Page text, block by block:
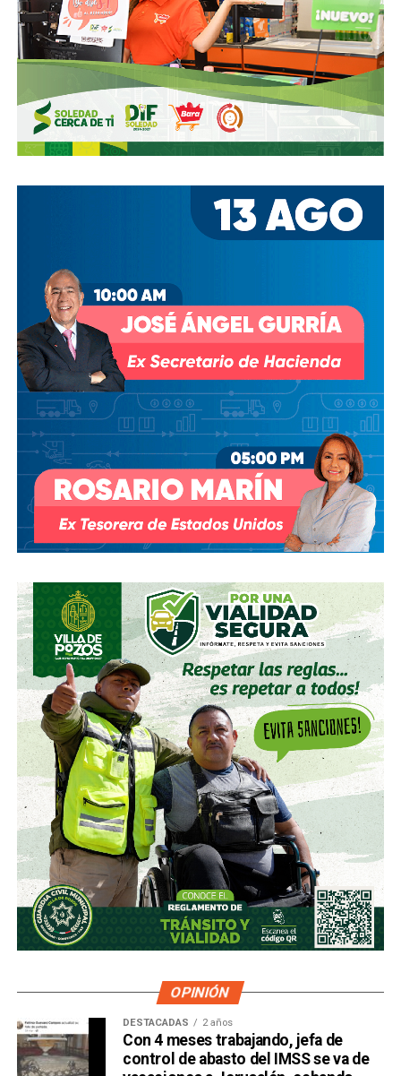
OPINIÓN
DESTACADAS 2 años
Con 4 meses trabajando, jefa de
control de abasto del IMSS se va de